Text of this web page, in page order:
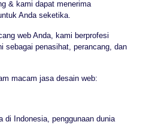
& kami dapat menerima
Anda seketika.
web Anda, kami berprofesi
sebagai penasihat, perancang, dan
macam jasa desain web:
di Indonesia, penggunaan dunia